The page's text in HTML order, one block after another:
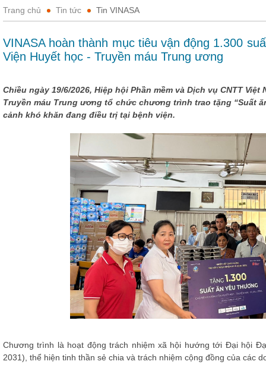
Trang chủ Tin tức Tin VINASA
VINASA hoàn thành mục tiêu vận động 1.300
Viện Huyết học - Truyền máu Trung ương
Chiều ngày 19/6/2026, Hiệp hội Phần mềm và Dịch vụ CNTT
Truyền máu Trung ương tổ chức chương trình trao tặng “Suất
cảnh khó khăn đang điều trị tại bệnh viện.
Chương trình là hoạt động trách nhiệm xã hội hướng tới Đại hội
2031), thể hiện tinh thần sẻ chia và trách nhiệm cộng đồng của các